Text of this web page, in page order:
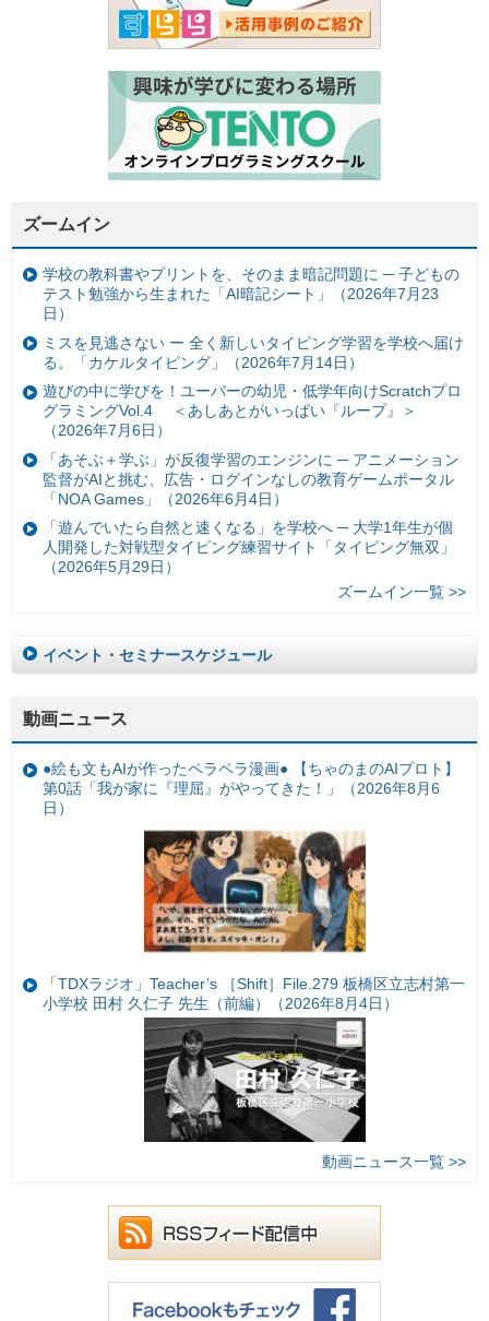
ズームイン
学校の教科書やプリントを、そのまま暗記問題に ─ 子どもの
テスト勉強から生まれた「AI暗記シート」（2026年7月23
日）
ミスを見逃さない ー 全く新しいタイピング学習を学校へ届け
る。「カケルタイピング」（2026年7月14日）
遊びの中に学びを！ユーバーの幼児・低学年向けScratchプロ
グラミングVol.4 ＜あしあとがいっぱい『ループ』＞
（2026年7月6日）
「あそぶ＋学ぶ」が反復学習のエンジンに ─ アニメーション
監督がAIと挑む、広告・ログインなしの教育ゲームポータル
「NOA Games」（2026年6月4日）
「遊んでいたら自然と速くなる」を学校へ ─ 大学1年生が個
人開発した対戦型タイピング練習サイト「タイピング無双」
（2026年5月29日）
ズームイン一覧 >>
イベント・セミナースケジュール
動画ニュース
●絵も文もAIが作ったペラペラ漫画● 【ちゃのまのAIプロト】
第0話「我が家に『理屈』がやってきた！」（2026年8月6
日）
「TDXラジオ」Teacher’s ［Shift］File.279 板橋区立志村第一
小学校 田村 久仁子 先生（前編）（2026年8月4日）
動画ニュース一覧 >>